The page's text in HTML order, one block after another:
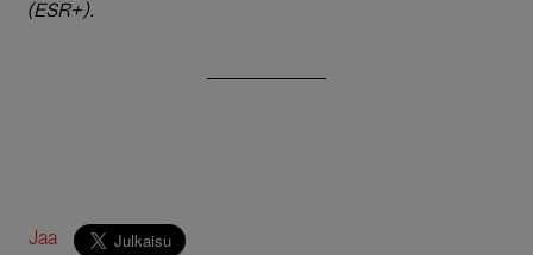
(ESR+).
Jaa